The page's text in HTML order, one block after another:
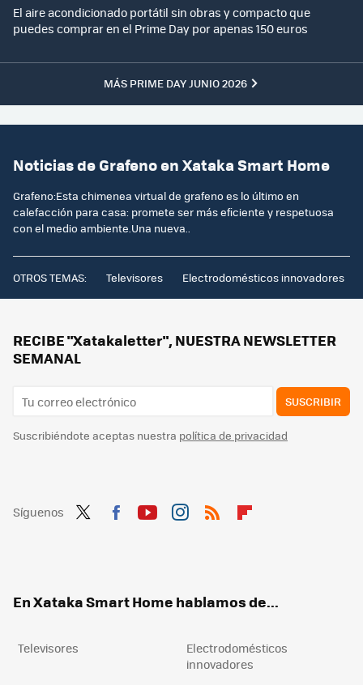
El aire acondicionado portátil sin obras y compacto que
puedes comprar en el Prime Day por apenas 150 euros
MÁS PRIME DAY JUNIO 2026
Noticias de Grafeno en Xataka Smart Home
Grafeno:Esta chimenea virtual de grafeno es lo último en
calefacción para casa: promete ser más eficiente y respetuosa
con el medio ambiente.Una nueva..
OTROS TEMAS: Televisores Electrodomésticos innovadores
RECIBE "Xatakaletter", NUESTRA NEWSLETTER
SEMANAL
SUSCRIBIR
Suscribiéndote aceptas nuestra política de privacidad
Síguenos
En Xataka Smart Home hablamos de...
Televisores
Electrodomésticos
innovadores